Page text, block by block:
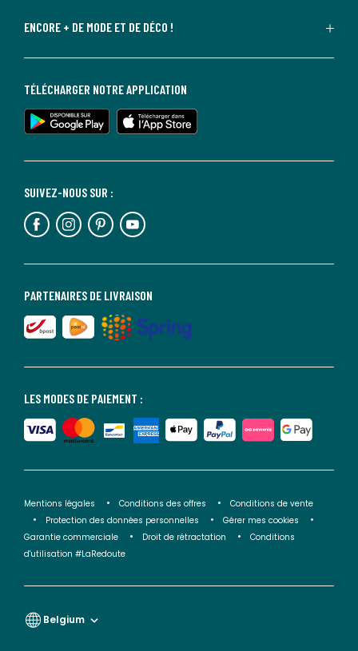
ENCORE + DE MODE ET DE DÉCO !
LES MODES DE PAIEMENT :
PARTENAIRES DE LIVRAISON
SUIVEZ-NOUS SUR :
TÉLÉCHARGER NOTRE APPLICATION
Mentions légales Conditions des offres
Conditions de vente
Protection des données personnelles
Gérer mes cookies
Garantie commerciale
Droit de rétractation
Conditions
d'utilisation #LaRedoute
Belgium